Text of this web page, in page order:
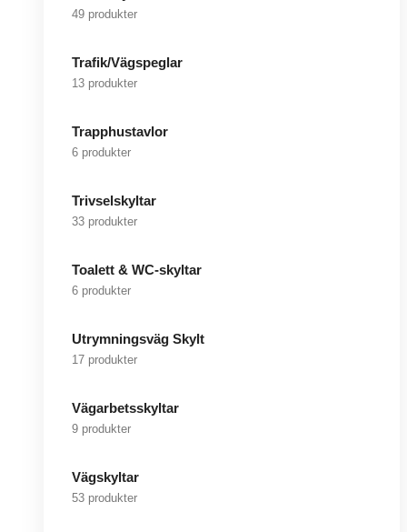
49 produkter
Trafik/Vägspeglar
13 produkter
Trapphustavlor
6 produkter
Trivselskyltar
33 produkter
Toalett & WC-skyltar
6 produkter
Utrymningsväg Skylt
17 produkter
Vägarbetsskyltar
9 produkter
Vägskyltar
53 produkter